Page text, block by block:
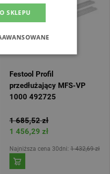
Festool Profil
przedłużający MFS-VP
1000 492725
1 685,52 zł
1 456,29 zł
Najniższa cena 30dni: 1 432,69 zł
SKLEPU